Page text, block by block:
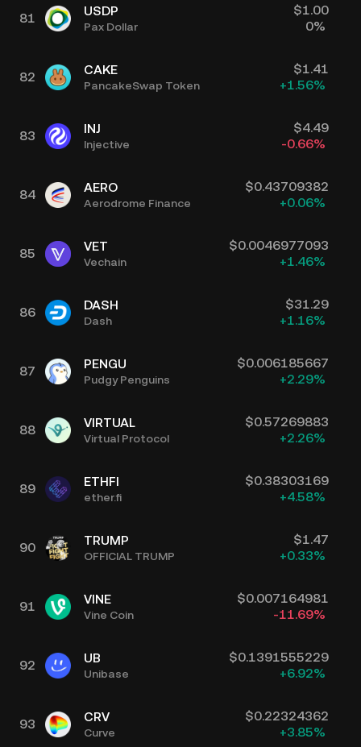
81 USDP
Pax Dollar
$1.00
0%
82 CAKE
PancakeSwap Token
$1.41
+1.56%
83 INJ
Injective
$4.49
-0.66%
84 AERO
Aerodrome Finance
$0.43709382
+0.06%
85 VET
Vechain
$0.0046977093
+1.46%
86 DASH
Dash
$31.29
+1.16%
87 PENGU
Pudgy Penguins
$0.006185667
+2.29%
88 VIRTUAL
Virtual Protocol
$0.57269883
+2.26%
89 ETHFI
ether.fi
$0.38303169
+4.58%
90 TRUMP
OFFICIAL TRUMP
$1.47
+0.33%
91 VINE
Vine Coin
$0.007164981
-11.69%
92 UB
Unibase
$0.1391555229
+6.92%
93 CRV
Curve
$0.22324362
+3.85%